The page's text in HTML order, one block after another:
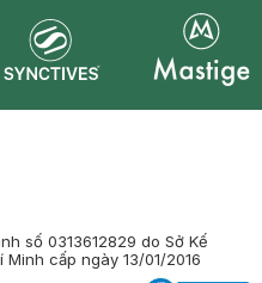
số 0313612829 do Sở Kế
cấp ngày 13/01/2016